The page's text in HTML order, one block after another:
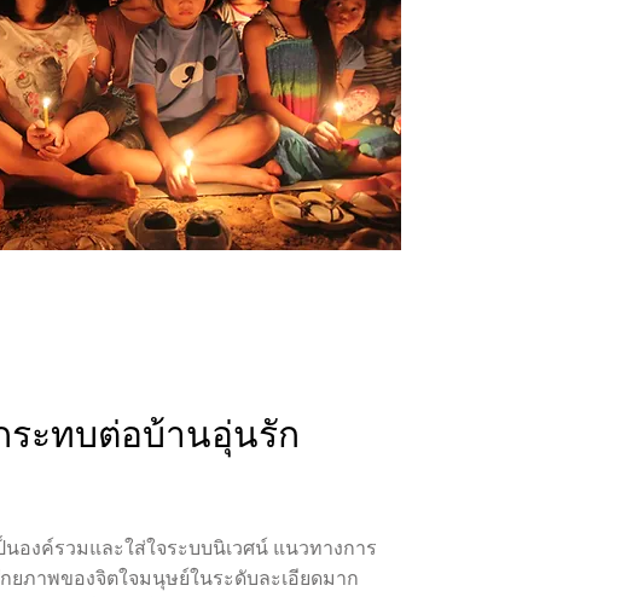
ะทบต่อบ้านอุ่นรัก
งค์รวมและใส่ใจระบบนิเวศน์ แนวทางการ
ภาพของจิตใจมนุษย์ในระดับละเอียดมาก